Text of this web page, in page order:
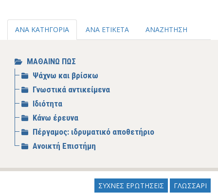
ΑΝΑ ΚΑΤΗΓΟΡΙΑ ΑΝΑ ΕΤΙΚΕΤΑ ΑΝΑΖΗΤΗΣΗ
ΜΑΘΑΙΝΩ ΠΩΣ
Ψάχνω και βρίσκω
Γνωστικά αντικείμενα
Ιδιότητα
Κάνω έρευνα
Πέργαμος: ιδρυματικό αποθετήριο
Ανοικτή Επιστήμη
ΣΥΧΝΕΣ ΕΡΩΤΗΣΕΙΣ ΓΛΩΣΣΑΡΙ